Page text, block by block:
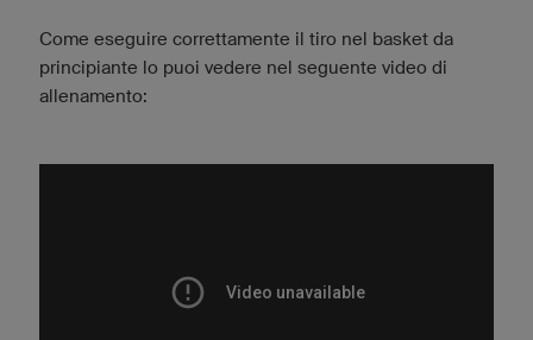
Come eseguire correttamente il tiro nel basket da
principiante lo puoi vedere nel seguente video di
allenamento: